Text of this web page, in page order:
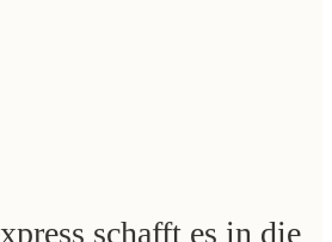
schafft es in die